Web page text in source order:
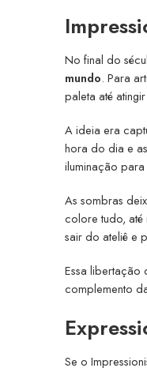
No final do
mundo. Para
paleta até
A ideia era
hora do dia e
iluminação
As sombras
colore tudo, até
sair do ateliê e
Essa libertação
complemento
Se o